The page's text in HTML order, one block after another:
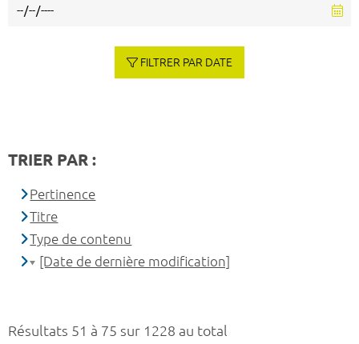
Résultats 51 à 75 sur 1228 au total
FILTRER PAR DATE
TRIER PAR :
Pertinence
Titre
Type de contenu
[Date de dernière modification]